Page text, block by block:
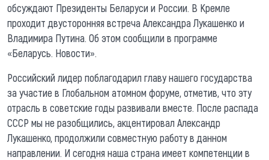
обсуждают Президенты Беларуси и России. В Кремле
проходит двусторонняя встреча Александра Лукашенко и
Владимира Путина. Об этом сообщили в программе
«Беларусь. Новости».
Российский лидер поблагодарил главу нашего государства
за участие в Глобальном атомном форуме, отметив, что эту
отрасль в советские годы развивали вместе. После распада
СССР мы не разобщились, акцентировал Александр
Лукашенко, продолжили совместную работу в данном
направлении. И сегодня наша страна имеет компетенции в